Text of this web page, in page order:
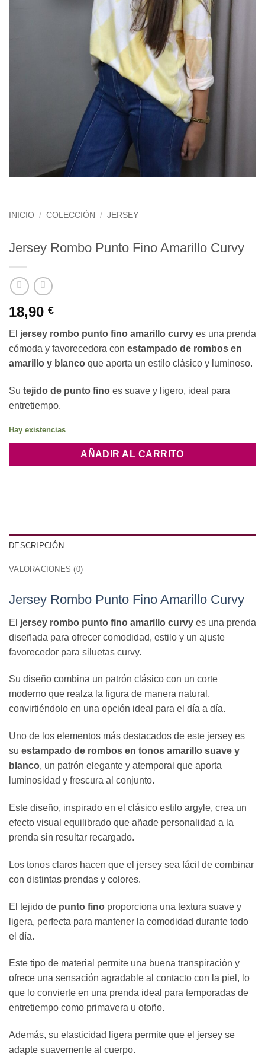
INICIO / COLECCIÓN / JERSEY
Jersey Rombo Punto Fino Amarillo Curvy
18,90 €
El jersey rombo punto fino amarillo curvy es una prenda
cómoda y favorecedora con estampado de rombos en
amarillo y blanco que aporta un estilo clásico y luminoso.
Su tejido de punto fino es suave y ligero, ideal para
entretiempo.
Hay existencias
AÑADIR AL CARRITO
DESCRIPCIÓN
VALORACIONES (0)
Jersey Rombo Punto Fino Amarillo Curvy
El jersey rombo punto fino amarillo curvy es una prenda
diseñada para ofrecer comodidad, estilo y un ajuste
favorecedor para siluetas curvy.
Su diseño combina un patrón clásico con un corte
moderno que realza la figura de manera natural,
convirtiéndolo en una opción ideal para el día a día.
Uno de los elementos más destacados de este jersey es
su estampado de rombos en tonos amarillo suave y
blanco, un patrón elegante y atemporal que aporta
luminosidad y frescura al conjunto.
Este diseño, inspirado en el clásico estilo argyle, crea un
efecto visual equilibrado que añade personalidad a la
prenda sin resultar recargado.
Los tonos claros hacen que el jersey sea fácil de combinar
con distintas prendas y colores.
El tejido de punto fino proporciona una textura suave y
ligera, perfecta para mantener la comodidad durante todo
el día.
Este tipo de material permite una buena transpiración y
ofrece una sensación agradable al contacto con la piel, lo
que lo convierte en una prenda ideal para temporadas de
entretiempo como primavera u otoño.
Además, su elasticidad ligera permite que el jersey se
adapte suavemente al cuerpo.